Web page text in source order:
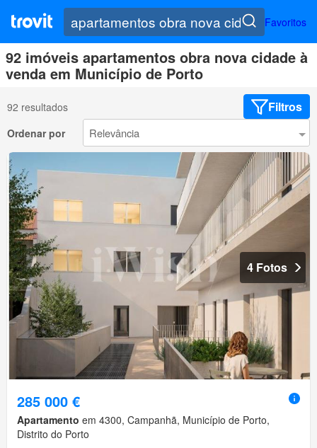
Favoritos
92 imóveis apartamentos obra nova cidade à
venda em Município de Porto
92 resultados Filtros
Ordenar por
4 Fotos
285 000 €
Apartamento em 4300, Campanhã, Município de Porto,
Distrito do Porto